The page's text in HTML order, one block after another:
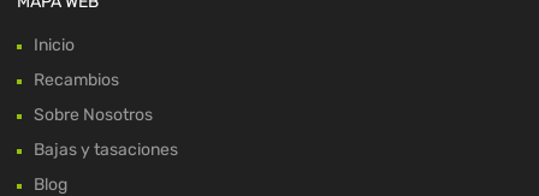
Inicio
Recambios
Sobre Nosotros
Bajas y tasaciones
Blog